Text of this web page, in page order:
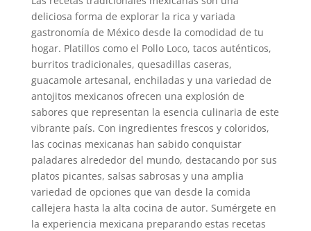
deliciosa forma de explorar la rica y variada
gastronomía de México desde la comodidad de tu
hogar. Platillos como el Pollo Loco, tacos auténticos,
burritos tradicionales, quesadillas caseras,
guacamole artesanal, enchiladas y una variedad de
antojitos mexicanos ofrecen una explosión de
sabores que representan la esencia culinaria de este
vibrante país. Con ingredientes frescos y coloridos,
las cocinas mexicanas han sabido conquistar
paladares alrededor del mundo, destacando por sus
platos picantes, salsas sabrosas y una amplia
variedad de opciones que van desde la comida
callejera hasta la alta cocina de autor. Sumérgete en
la experiencia mexicana preparando estas recetas